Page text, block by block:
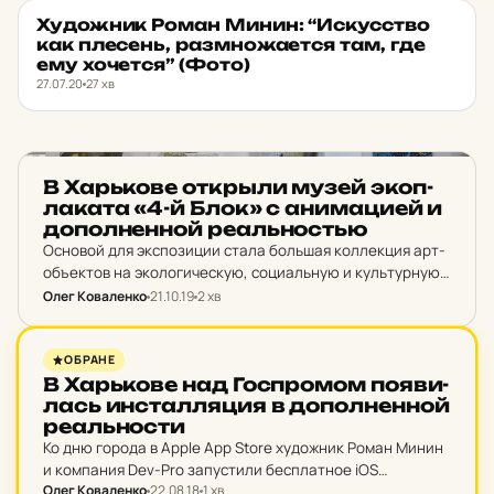
ІНТЕРВ'Ю ★ ОБРАНЕ
Ху­дож­ник Роман Минин: “Ис­кус­ство
как пле­сень, раз­мно­жа­ет­ся там, где
ему хо­чет­ся” (Фото)
27.07.20 27 хв
В Харь­ко­ве от­крыли музей экоп­
ла­ка­та «4-й Блок» с ани­ма­ци­ей и
до­пол­нен­ной ре­аль­нос­тью
Основой для экспозиции стала большая коллекция арт-
объектов на экологическую, социальную и культурную
тематику, которую собирали в течение 28 лет.
Олег Коваленко21.10.192 хв
НОВИНИ ХАРКОВА
ОБРАНЕ
В Харь­ко­ве над Гос­про­мом по­я­ви­
лась ин­стал­ля­ция в до­пол­нен­ной
ре­аль­нос­ти
Ко дню города в Apple App Store художник Роман Минин
и компания Dev-Pro запустили бесплатное iOS
Олег Коваленко22.08.181 хв